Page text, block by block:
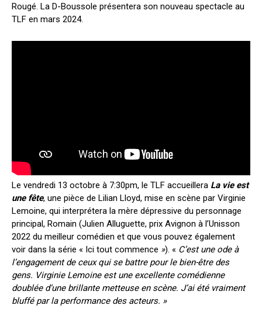
Rougé. La D-Boussole présentera son nouveau spectacle au
TLF en mars 2024.
Le vendredi 13 octobre à 7:30pm, le TLF accueillera La vie est
une fête, une pièce de Lilian Lloyd, mise en scène par Virginie
Lemoine, qui interprétera la mère dépressive du personnage
principal, Romain (Julien Alluguette, prix Avignon à l’Unisson
2022 du meilleur comédien et que vous pouvez également
voir dans la série « Ici tout commence »). « C’est une ode à
l’engagement de ceux qui se battre pour le bien-être des
gens. Virginie Lemoine est une excellente comédienne
doublée d’une brillante metteuse en scène. J’ai été vraiment
bluffé par la performance des acteurs. »